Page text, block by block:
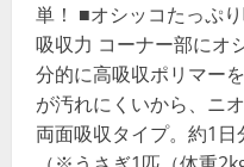
単！ ■オシッコたっぷ
吸収力 コーナー部にオ
分的に高吸収ポリマー
が汚れにくいから、ニ
両面吸収タイプ。約1日